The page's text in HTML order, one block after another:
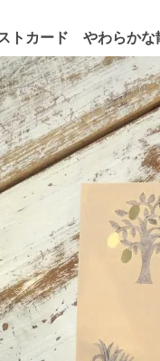
ストカード やわら